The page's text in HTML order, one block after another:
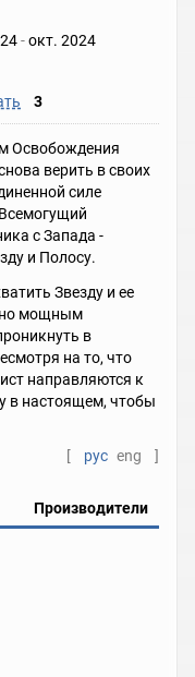
-окт. 2024
3
Освобождения
верить в своих
силе
с Запада -
и Полосу.
Звезду и ее
мощным
в
на то, что
направляются к
в настоящем, чтобы
[
рус eng ]
Производители